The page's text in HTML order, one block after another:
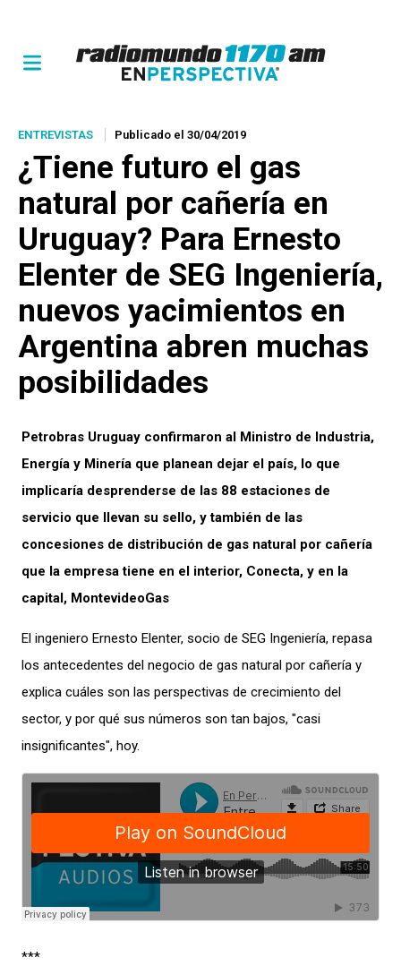
ENTREVISTAS Publicado el 30/04/2019
¿Tiene futuro el gas
natural por cañería en
Uruguay? Para Ernesto
Elenter de SEG Ingeniería,
nuevos yacimientos en
Argentina abren muchas
posibilidades
Petrobras Uruguay confirmaron al Ministro de Industria,
Energía y Minería que planean dejar el país, lo que
implicaría desprenderse de las 88 estaciones de
servicio que llevan su sello, y también de las
concesiones de distribución de gas natural por cañería
que la empresa tiene en el interior, Conecta, y en la
capital, MontevideoGas
El ingeniero Ernesto Elenter, socio de SEG Ingeniería, repasa
los antecedentes del negocio de gas natural por cañería y
explica cuáles son las perspectivas de crecimiento del
sector, y por qué sus números son tan bajos, "casi
insignificantes", hoy.
***